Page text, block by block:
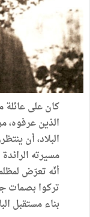
كانعلىعائلة
الذينعرفوه،
البلاد،أن
مسيرته الرائدة
أنّه تعرّض
تركوا بصمات
بناءمستقبل